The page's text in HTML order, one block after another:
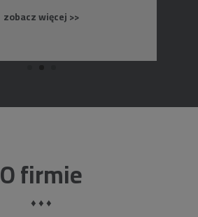
zobacz więcej >>
O firmie
♦ ♦ ♦